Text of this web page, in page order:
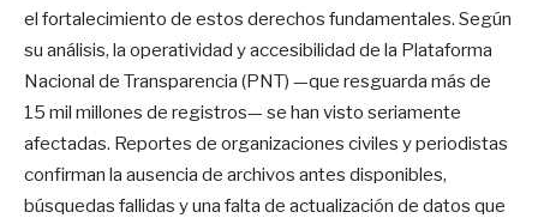
el fortalecimiento de estos derechos fundamentales. Según
su análisis, la operatividad y accesibilidad de la Plataforma
Nacional de Transparencia (PNT) —que resguarda más de
15 mil millones de registros— se han visto seriamente
afectadas. Reportes de organizaciones civiles y periodistas
confirman la ausencia de archivos antes disponibles,
búsquedas fallidas y una falta de actualización de datos que